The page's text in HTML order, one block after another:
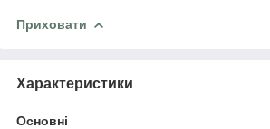
Приховати
Характеристики
Основні